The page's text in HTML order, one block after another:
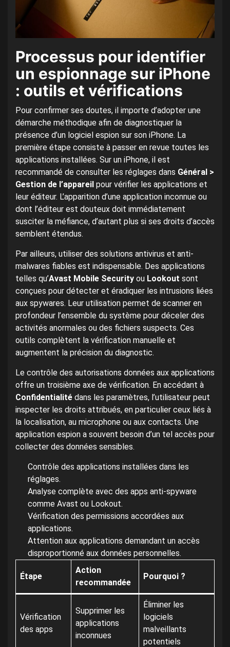
Processus pour identifier
un espionnage sur iPhone
: outils et vérifications
Pour confirmer ses doutes, il importe d’adopter une
démarche méthodique afin de diagnostiquer la
présence d’un logiciel espion sur son iPhone. La
première étape consiste à passer en revue toutes les
applications installées. Sur un iPhone, il est
recommandé de consulter les réglages dans Général >
Gestion de l’appareil pour vérifier les applications et
leur éditeur. L’apparition d’une application inconnue ou
dont l’éditeur est douteux doit immédiatement
susciter la méfiance, d’autant plus si ses droits d’accès
semblent étendus.
Par ailleurs, utiliser des solutions antivirus et anti-
malwares fiables est indispensable. Des applications
telles qu’Avast Mobile Security ou Lookout sont
conçues pour détecter et éradiquer les intrusions liées
aux spywares. Leur utilisation permet de scanner en
profondeur l’ensemble du système pour déceler des
activités anormales ou des fichiers suspects. Ces
outils complètent la vérification manuelle et
augmentent la précision du diagnostic.
Le contrôle des autorisations données aux applications
offre un troisième axe de vérification. En accédant à
Confidentialité dans les paramètres, l’utilisateur peut
inspecter les droits attribués, en particulier ceux liés à
la localisation, au microphone ou aux contacts. Une
application espion a souvent besoin d’un tel accès pour
collecter des données sensibles.
Contrôle des applications installées dans les
réglages.
Analyse complète avec des apps anti-spyware
comme Avast ou Lookout.
Vérification des permissions accordées aux
applications.
Attention aux applications demandant un accès
disproportionné aux données personnelles.
Étape
Action
recommandée
Pourquoi ?
Vérification
des apps
Supprimer les
applications
inconnues
Éliminer les
logiciels
malveillants
potentiels